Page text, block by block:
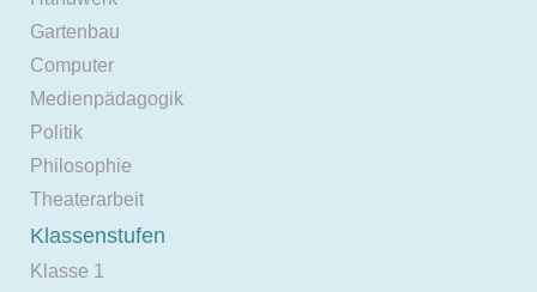
Gartenbau
Computer
Medienpädagogik
Politik
Philosophie
Theaterarbeit
Klassenstufen
Klasse 1